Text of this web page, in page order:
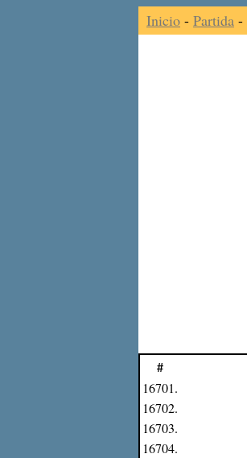
Inicio - Partida -
#
16701.
16702.
16703.
16704.